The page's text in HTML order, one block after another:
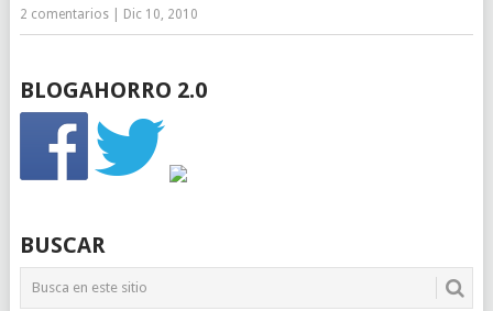
2 comentarios| Dic 10, 2010
BLOGAHORRO 2.0
BUSCAR